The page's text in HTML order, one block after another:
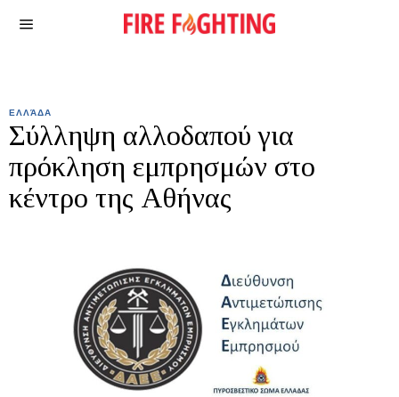
ΕΛΛΆΔΑ
Σύλληψη αλλοδαπού για
πρόκληση εμπρησμών στο
κέντρο της Αθήνας